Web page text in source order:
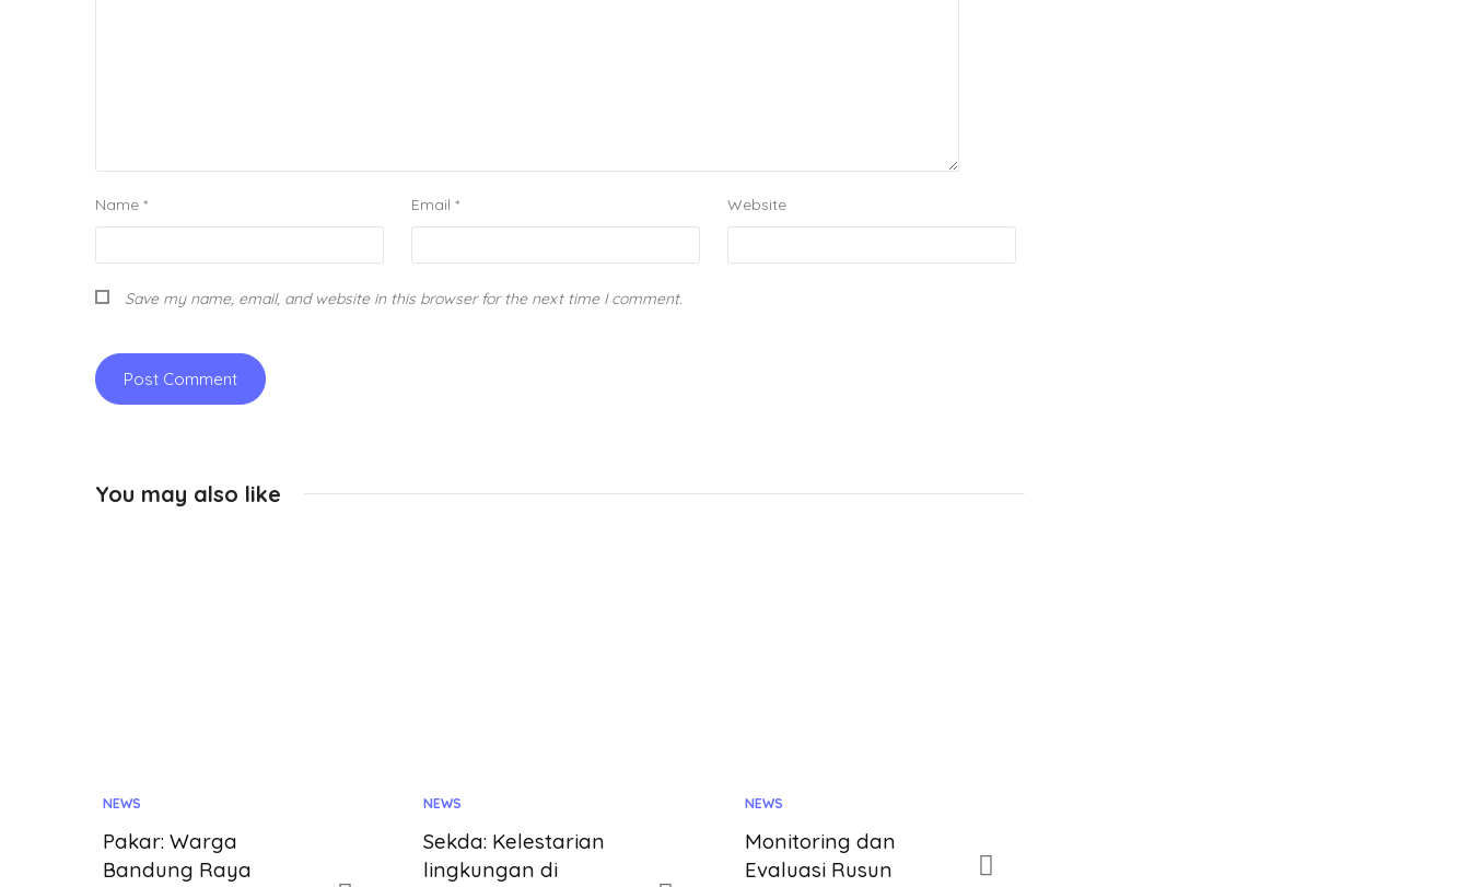
Name * Email * Website
Save my name, email, and website in this browser for the next time I comment.
You may also like
NEWS
Pakar: Warga
Bandung Raya
NEWS
Sekda: Kelestarian
lingkungan di
NEWS
Monitoring dan
Evaluasi Rusun